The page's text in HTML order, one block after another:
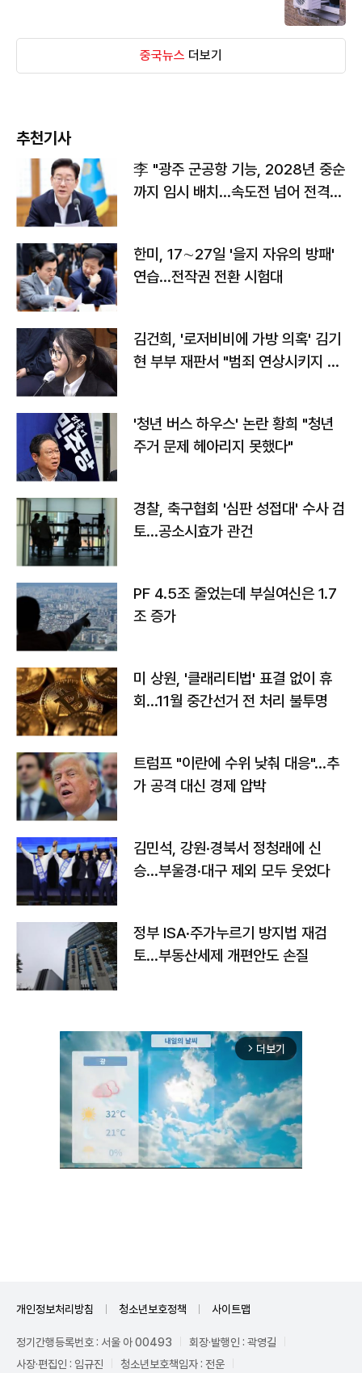
중국뉴스 더보기
추천기사
李 "광주 군공항 기능, 2028년 중순
까지 임시 배치…속도전 넘어 전격
한미, 17∼27일 '을지 자유의 방패'
연습…전작권 전환 시험대
김건희, '로저비비에 가방 의혹' 김기
현 부부 재판서 "범죄 연상시키지 말
'청년 버스 하우스' 논란 황희 "청년
주거 문제 헤아리지 못했다"
경찰, 축구협회 '심판 성접대' 수사 검
토…공소시효가 관건
PF 4.5조 줄었는데 부실여신은 1.7
조 증가
미 상원, '클래리티법' 표결 없이 휴
회…11월 중간선거 전 처리 불투명
트럼프 "이란에 수위 낮춰 대응"…추
가 공격 대신 경제 압박
김민석, 강원·경북서 정청래에 신
승…부울경·대구 제외 모두 웃었다
정부 ISA·주가누르기 방지법 재검
토…부동산세제 개편안도 손질
arrow_forward_ios 더보기
개인정보처리방침 청소년보호정책 사이트맵
정기간행등록번호 : 서울 아 00493
회장·발행인 : 곽영길
사장·편집인 : 임규진
청소년보호책임자 : 전운